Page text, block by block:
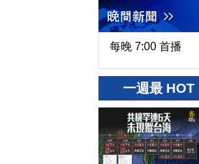
每晚 7:00 首播
一週最 HOT